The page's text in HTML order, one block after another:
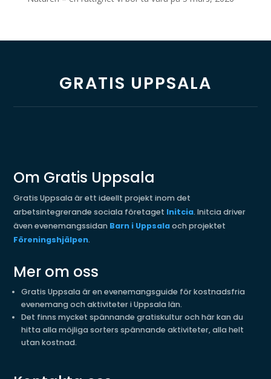
GRATIS UPPSALA
Om Gratis Uppsala
Gratis Uppsala är ett ideellt projekt inom det
arbetsintegrerande sociala företaget Initcia. Initcia driver
även evenemangssidan Barn i Uppsalaoch projektet
Föreningshjälpen.
Mer om oss
Gratis Uppsala är en evenemangsguide för kostnadsfria
evenemang och aktiviteter i Uppsala län.
Det finns mycket spännande gratiskultur och här kan du
hitta alla möjliga sorters spännande aktiviteter, alla helt
utan kostnad.